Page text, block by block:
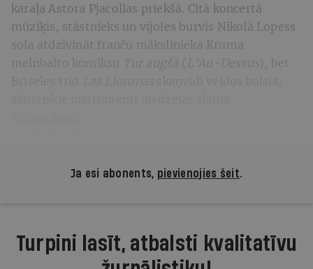
karaļa Astora Pjacollas priekšā. Citā koncertā
mūziķis, stāstnieks un vijoles burvis Nikolā Lopess
sola atdzīvināt franču mākslinieka Kruma
melnbalto komiksu Tur augšā ( L’Au-Dessus), bet
Ja esi abonents, pievienojies šeit.
Turpini lasīt, atbalsti kvalitatīvu